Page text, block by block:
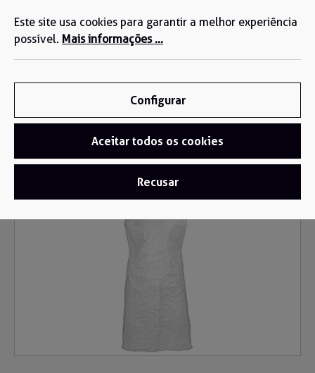
principal
Roupa descartável / Aventais Descartáveis
Este site usa cookies para garantir a melhor experiência
possível. Mais informações ...
Configurar
Aceitar todos os cookies
Recusar